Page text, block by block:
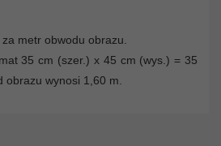
metr obwodu obrazu.
35 cm (szer.) x 45 cm (wys.) = 35
obrazu wynosi 1,60 m.